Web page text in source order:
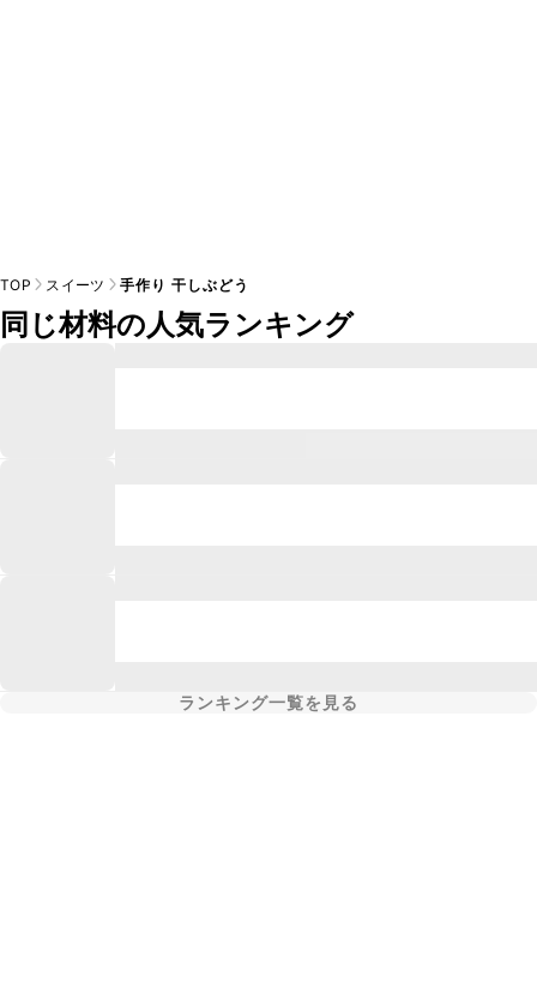
TOP スイーツ 手作り 干しぶどう
同じ材料の人気ランキング
ランキング一覧を見る